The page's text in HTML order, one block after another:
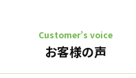
Customer’s voice
お客様の声